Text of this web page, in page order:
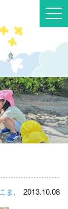
ま 2013.10.08